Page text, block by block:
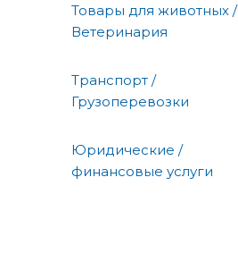
Товары для животных /
Ветеринария
Транспорт /
Грузоперевозки
Юридические /
финансовые услуги